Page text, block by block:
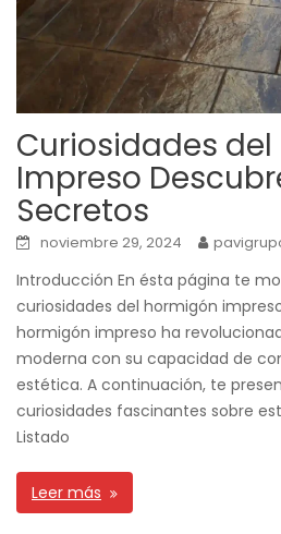
Curiosidades
Impreso
Secretos
noviembre 29, 2024
Introducción En ésta página te
curiosidades del hormigón
hormigón impreso ha
moderna con su capacidad de
estética. A continuación, te
curiosidades fascinantes sobre
Listado
Leer más